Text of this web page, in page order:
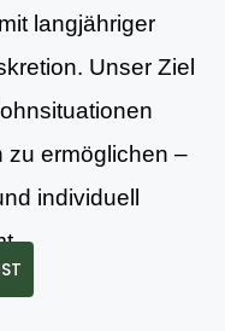
langjähriger
Unser Ziel
zu ermöglichen –
individuell